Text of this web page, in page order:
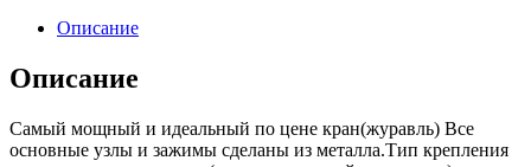
Описание
Описание
Самый мощный и идеальный по цене кран(журавль) Все
основные узлы и зажимы сделаны из металла.Тип крепления